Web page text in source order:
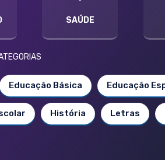
SAÚDE
Educação Básica Educação
História Letras